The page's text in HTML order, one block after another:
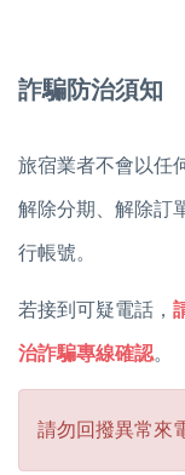
詐騙防治須知
旅宿業者不會以任
解除分期、解除訂
行帳號。
若接到可疑電話，
治詐騙專線確認。
請勿回撥異常來